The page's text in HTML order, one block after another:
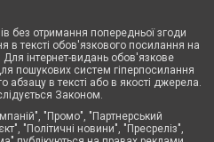
без отримання попередньої згоди
в тексті обов'язкового посилання на
інтернет-видань обов'язкове
пошукових систем гіперпосилання
абзацу в тексті або в якості джерела.
Законом.
"Промо", "Партнерський
"Політичні новини", "Пресреліз",